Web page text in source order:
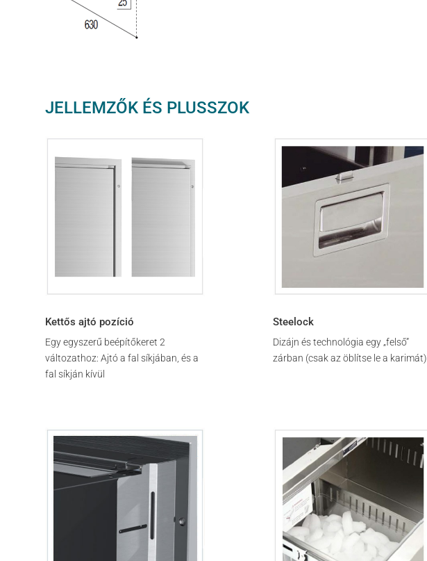
JELLEMZŐK ÉS PLUSSZOK
Kettős ajtó pozíció
Egy egyszerű beépítőkeret 2
változathoz: Ajtó a fal síkjában, és a
fal síkján kívül
Steelock
Dizájn és technológia egy „felső”
zárban (csak az öblítse le a karimát)